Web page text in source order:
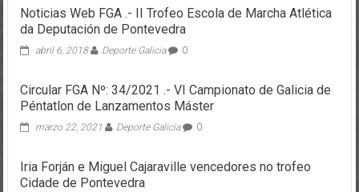
Noticias Web FGA .- II Trofeo Escola de Marcha Atlética
da Deputación de Pontevedra
abril 6, 2018 Deporte Galicia 0
Circular FGA Nº: 34/2021 .- VI Campionato de Galicia de
Péntatlon de Lanzamentos Máster
marzo 22, 2021 Deporte Galicia 0
Iria Forján e Miguel Cajaraville vencedores no trofeo
Cidade de Pontevedra